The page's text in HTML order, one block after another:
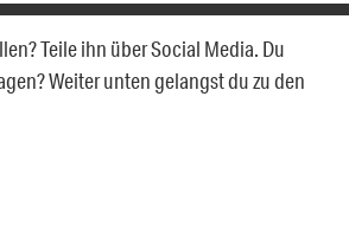
Teile ihn über Social Media. Du
Weiter unten gelangst du zu den